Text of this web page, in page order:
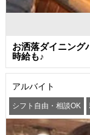
お洒落ダイニン
時給も♪
アルバイト
シフト自由・相談OK